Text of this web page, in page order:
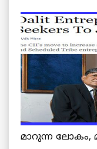
മാറുന്ന